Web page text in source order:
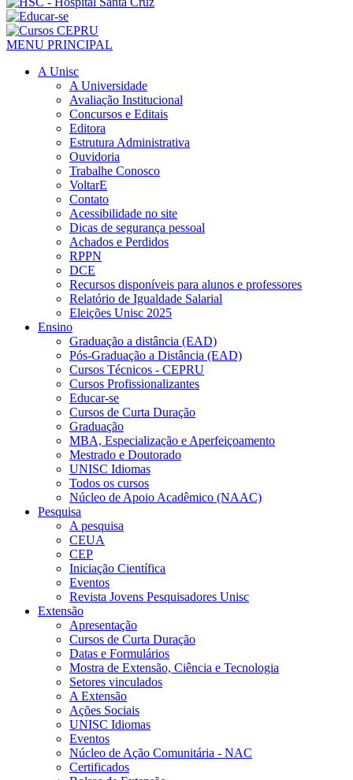
MENU PRINCIPAL
A Unisc
A Universidade
Avaliação Institucional
Concursos e Editais
Editora
Estrutura Administrativa
Ouvidoria
Trabalhe Conosco
VoltarE
Contato
Acessibilidade no site
Dicas de segurança pessoal
Achados e Perdidos
RPPN
DCE
Recursos disponíveis para alunos e professores
Relatório de Igualdade Salarial
Eleições Unisc 2025
Ensino
Graduação a distância (EAD)
Pós-Graduação a Distância (EAD)
Cursos Técnicos - CEPRU
Cursos Profissionalizantes
Educar-se
Cursos de Curta Duração
Graduação
MBA, Especialização e Aperfeiçoamento
Mestrado e Doutorado
UNISC Idiomas
Todos os cursos
Núcleo de Apoio Acadêmico (NAAC)
Pesquisa
A pesquisa
CEUA
CEP
Iniciação Científica
Eventos
Revista Jovens Pesquisadores Unisc
Extensão
Apresentação
Cursos de Curta Duração
Datas e Formulários
Mostra de Extensão, Ciência e Tecnologia
Setores vinculados
A Extensão
Ações Sociais
UNISC Idiomas
Eventos
Núcleo de Ação Comunitária - NAC
Certificados